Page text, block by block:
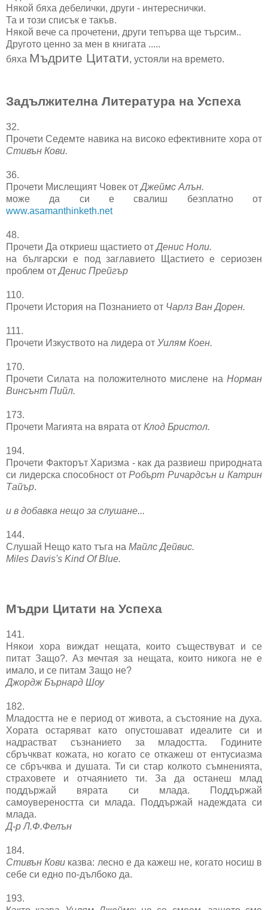
Някой бяха дебелички, други - интереснички.
Та и този списък е такъв.
Някой вече са прочетени, други тепърва ще търсим..
Другото ценно за мен в книгата .....
бяха Мъдрите Цитати, устояли на времето.
Задължителна Литература на Успеха
32.
Прочети Седемте навика на високо ефективните хора от
Стивън Кови.
36.
Прочети Мислещият Човек отДжеймс Алън.
може да си е свалиш безплатно от
www.asamanthinketh.net
48.
Прочети Да откриеш щастието отДенис Ноли.
на български е под заглавието Щастието е сериозен
проблем отДенис Прейгър
110.
Прочети История на Познанието от Чарлз Ван Дорен.
111.
Прочети Изкуството на лидера от Уилям Коен.
170.
Прочети Силата на положителното мислене на Нормaн
Винсънт Пийл.
173.
Прочети Магията на вярата от Клод Бристол.
194.
Прочети Факторът Харизма - как да развиеш природната
си лидерска способност отРобърт Ричардсън и Катрин
Тайър.
и в добавка нещо за слушане...
144.
Слушай Нещо като тъга на Майлс Дейвис.
Miles Davis's Kind Of Blue.
Мъдри Цитати на Успеха
141.
Някои хора виждат нещата, които съществуват и се
питат Защо?. Аз мечтая за нещата, които никога не е
имало, и се питам Защо не?
Джордж Бърнард Шоу
182.
Младостта не е период от живота, а състояние на духа.
Хората остаряват като опустошават идеалите си и
надрастват съзнанието за младостта. Годините
сбръчкват кожата, но когато се откажеш от ентусиазма
се сбръчква и душата. Ти си стар колкото съмненията,
страховете и отчаянието ти. За да останеш млад
поддържай вярата си млада. Поддържай
самоувереността си млада. Поддържай надеждата си
млада.
Д-р Л.Ф.Фелън
184.
Стивън Кови казва: лесно е да кажеш не, когато носиш в
себе си едно по-дълбоко да.
193.